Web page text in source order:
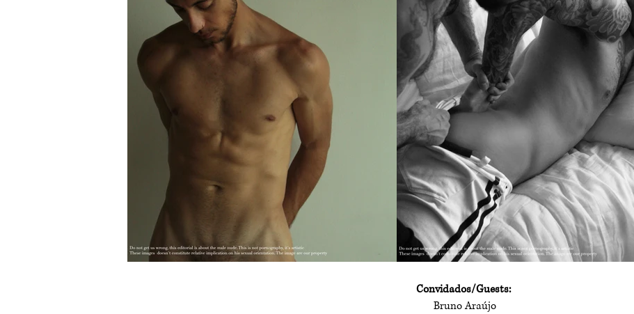
Convidados/Guests:
Bruno Araújo